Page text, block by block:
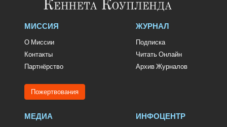
МИССИЯ
О Миссии
Контакты
Партнёрство
Пожертвования
ЖУРНАЛ
Подписка
Читать Онлайн
Архив Журналов
МЕДИА ИНФОЦЕНТР